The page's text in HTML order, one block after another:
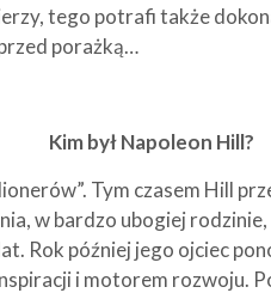
tego potrafi także
porażką…
Kim był Napoleon Hill?
Tym czasem Hill
w bardzo ubogiej
Rok później jego ojciec
i motorem rozwoju.